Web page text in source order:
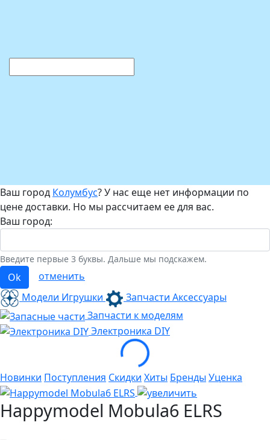
Ваш город Колумбус? У нас еще нет информации по
цене доставки. Но мы рассчитаем ее для вас.
Ваш город:
Введите первые 3 буквы. Дальше мы подскажем.
Ok
отменить
Модели Игрушки
Запчасти Аксессуары
Запчасти к моделям
Электроника DIY
Loading...
Новинки Поступления Скидки Хиты Бренды Уценка
Happymodel Mobula6 ELRS